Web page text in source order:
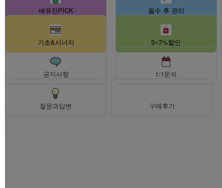
배유진PICK 필수 후 관리
기초&시너지 5~7%할인
공지사항 1:1문의
질문과답변 구매후기